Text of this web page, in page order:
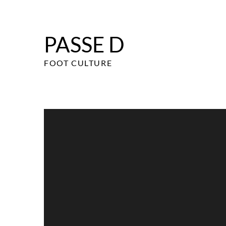
PASSE D
FOOT CULTURE